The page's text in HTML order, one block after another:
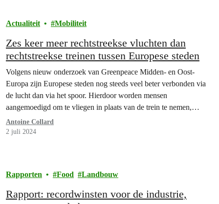
Actualiteit Mobiliteit
Zes keer meer rechtstreekse vluchten dan
rechtstreekse treinen tussen Europese steden
Volgens nieuw onderzoek van Greenpeace Midden- en Oost-
Europa zijn Europese steden nog steeds veel beter verbonden via
de lucht dan via het spoor. Hierdoor worden mensen
aangemoedigd om te vliegen in plaats van de trein te nemen,
ondanks de schadelijke gevolgen van de luchtvaart voor de
planeet. Ook België scoort slecht in het onderzoek: rechtstreekse…
Antoine Collard
2 juli 2024
Rapporten Food Landbouw
Rapport: recordwinsten voor de industrie,